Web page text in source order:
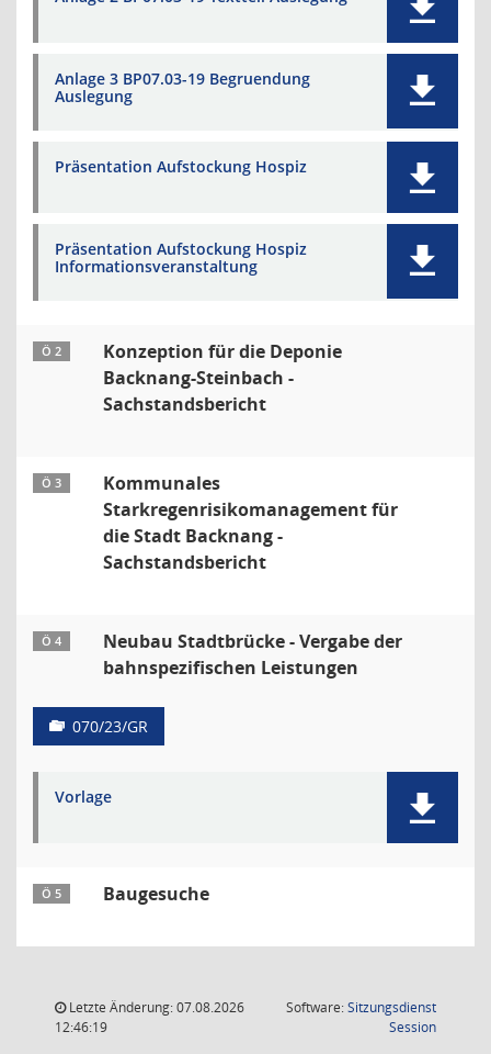
Anlage 3 BP07.03-19 Begruendung
Auslegung
Präsentation Aufstockung Hospiz
Präsentation Aufstockung Hospiz
Informationsveranstaltung
Ö 2
Konzeption für die Deponie
Backnang-Steinbach -
Sachstandsbericht
Ö 3
Kommunales
Starkregenrisikomanagement für
die Stadt Backnang -
Sachstandsbericht
Ö 4
Neubau Stadtbrücke - Vergabe der
bahnspezifischen Leistungen
070/23/GR
Vorlage
Ö 5 Baugesuche
Letzte Änderung: 07.08.2026
12:46:19
Software:Sitzungsdienst
Session(Wird in